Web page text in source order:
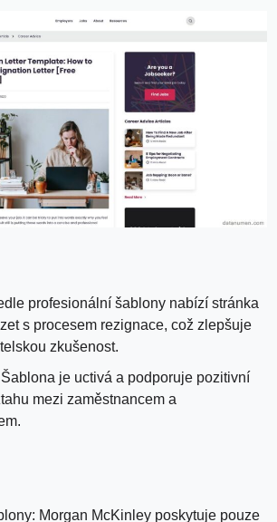
profesionální šablony nabízí stránka
s procesem rezignace, což zlepšuje
zkušenost.
je uctivá a podporuje pozitivní
mezi zaměstnancem a
Morgan McKinley poskytuje pouze